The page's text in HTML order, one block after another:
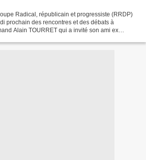
Radical, républicain et progressiste (RRDP)
prochain des rencontres et des débats à
Alain TOURRET qui a invité son ami ex